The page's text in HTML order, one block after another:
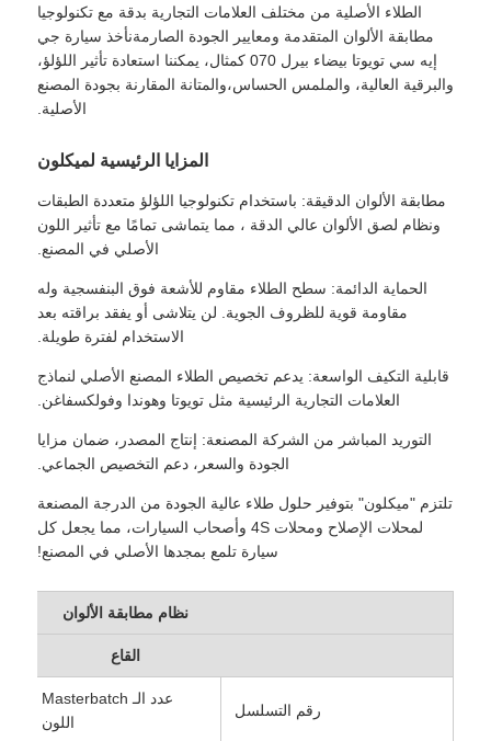
الطلاء الأصلية من مختلف العلامات التجارية بدقة مع تكنولوجيا
مطابقة الألوان المتقدمة ومعايير الجودة الصارمةنأخذ سيارة جي
إيه سي تويوتا بيضاء بيرل 070 كمثال، يمكننا استعادة تأثير اللؤلؤ،
والبرقية العالية، والملمس الحساس،والمتانة المقارنة بجودة المصنع
الأصلية.
المزايا الرئيسية لميكلون
مطابقة الألوان الدقيقة: باستخدام تكنولوجيا اللؤلؤ متعددة الطبقات
ونظام لصق الألوان عالي الدقة ، مما يتماشى تمامًا مع تأثير اللون
الأصلي في المصنع.
الحماية الدائمة: سطح الطلاء مقاوم للأشعة فوق البنفسجية وله
مقاومة قوية للظروف الجوية. لن يتلاشى أو يفقد براقته بعد
الاستخدام لفترة طويلة.
قابلية التكيف الواسعة: يدعم تخصيص الطلاء المصنع الأصلي لنماذج
العلامات التجارية الرئيسية مثل تويوتا وهوندا وفولكسفاغن.
التوريد المباشر من الشركة المصنعة: إنتاج المصدر، ضمان مزايا
الجودة والسعر، دعم التخصيص الجماعي.
تلتزم "ميكلون" بتوفير حلول طلاء عالية الجودة من الدرجة المصنعة
لمحلات الإصلاح ومحلات 4S وأصحاب السيارات، مما يجعل كل
سيارة تلمع بمجدها الأصلي في المصنع!
نظام مطابقة الألوان
القاع
رقم التسلسل
عدد الـ Masterbatch
اللون